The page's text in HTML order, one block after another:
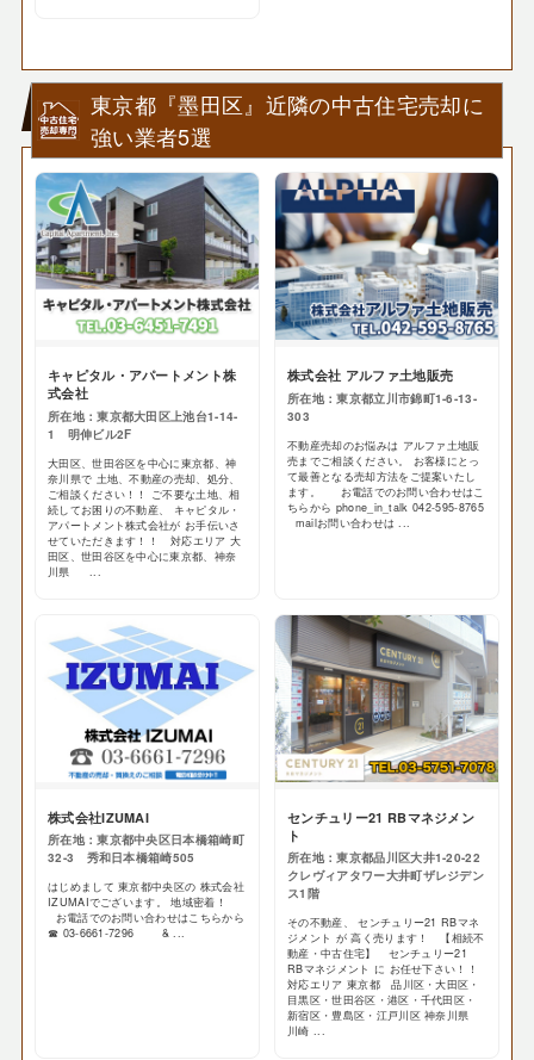
東京都『墨田区』近隣の中古住宅売却に
強い業者5選
キャピタル・アパートメント株
式会社
所在地：東京都大田区上池台1-14-
1 明伸ビル2F
大田区、世田谷区を中心に東京都、神
奈川県で 土地、不動産の売却、処分、
ご相談ください！！ ご不要な土地、相
続してお困りの不動産、 キャピタル・
アパートメント株式会社が お手伝いさ
せていただきます！！ 対応エリア 大
田区、世田谷区を中心に東京都、神奈
川県 ...
株式会社 アルファ土地販売
所在地：東京都立川市錦町1-6-13-
303
不動産売却のお悩みは アルファ土地販
売までご相談ください。 お客様にとっ
て最善となる売却方法をご提案いたし
ます。 お電話でのお問い合わせはこ
ちらから phone_in_talk 042-595-8765
mailお問い合わせは ...
株式会社IZUMAI
所在地：東京都中央区日本橋箱崎町
32-3 秀和日本橋箱崎505
はじめまして 東京都中央区の 株式会社
IZUMAIでございます。 地域密着！
お電話でのお問い合わせはこちらから
☎ 03-6661-7296 & ...
センチュリー21 RBマネジメン
ト
所在地：東京都品川区大井1-20-22
クレヴィアタワー大井町ザレジデン
ス1階
その不動産、 センチュリー21 RBマネ
ジメント が 高く売ります！ 【相続不
動産・中古住宅】 センチュリー21
RBマネジメント に お任せ下さい！！
対応エリア 東京都 品川区・大田区・
目黒区・世田谷区・港区・千代田区・
新宿区・豊島区・江戸川区 神奈川県
川崎 ...